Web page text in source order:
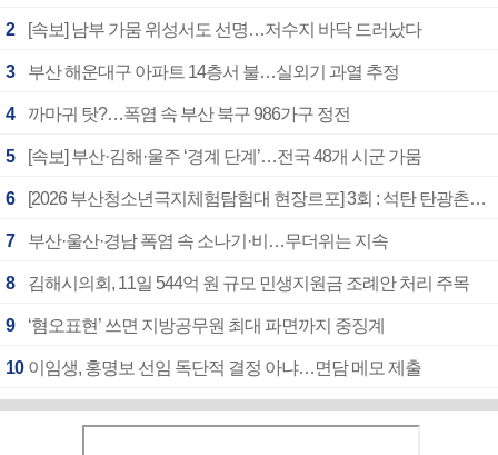
2 [속보] 남부 가뭄 위성서도 선명…저수지 바닥 드러났다
3 부산 해운대구 아파트 14층서 불…실외기 과열 추정
4 까마귀 탓?…폭염 속 부산 북구 986가구 정전
5 [속보] 부산·김해·울주 ‘경계 단계’…전국 48개 시군 가뭄
6 [2026 부산청소년극지체험탐험대 현장르포] 3회 : 석탄 탄광촌에서 북극 연구의 중심지로
7 부산·울산·경남 폭염 속 소나기·비…무더위는 지속
8 김해시의회, 11일 544억 원 규모 민생지원금 조례안 처리 주목
9 ‘혐오표현’ 쓰면 지방공무원 최대 파면까지 중징계
10 이임생, 홍명보 선임 독단적 결정 아냐…면담 메모 제출